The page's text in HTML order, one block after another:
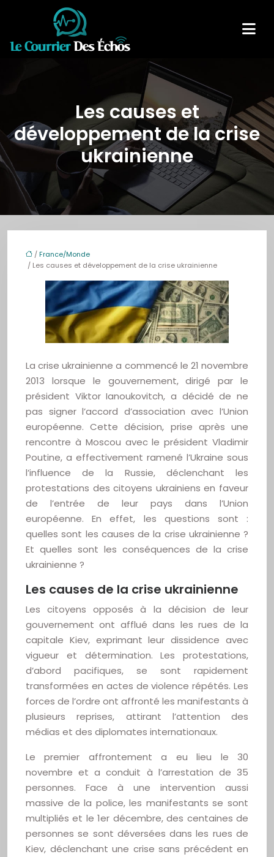
Les causes et
développement de la crise
ukrainienne
/ France/Monde
/ Les causes et développement de la crise ukrainienne
La crise ukrainienne a commencé le 21 novembre
2013 lorsque le gouvernement, dirigé par le
président Viktor Ianoukovitch, a décidé de ne
pas signer l’accord d’association avec l’Union
européenne. Cette décision, prise après une
rencontre à Moscou avec le président Vladimir
Poutine, a effectivement ramené l’Ukraine sous
l’influence de la Russie, déclenchant les
protestations des citoyens ukrainiens en faveur
de l’entrée de leur pays dans l’Union
européenne. En effet, les questions sont :
quelles sont les causes de la crise ukrainienne ?
Et quelles sont les conséquences de la crise
ukrainienne ?
Les causes de la crise ukrainienne
Les citoyens opposés à la décision de leur
gouvernement ont afflué dans les rues de la
capitale Kiev, exprimant leur dissidence avec
vigueur et détermination. Les protestations,
d’abord pacifiques, se sont rapidement
transformées en actes de violence répétés. Les
forces de l’ordre ont affronté les manifestants à
plusieurs reprises, attirant l’attention des
médias et des diplomates internationaux.
Le premier affrontement a eu lieu le 30
novembre et a conduit à l’arrestation de 35
personnes. Face à une intervention aussi
massive de la police, les manifestants se sont
multipliés et le 1er décembre, des centaines de
personnes se sont déversées dans les rues de
Kiev, déclenchant une crise sans précédent en